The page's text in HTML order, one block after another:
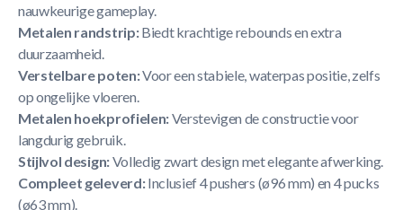
nauwkeurige gameplay.
Metalen randstrip:Biedt krachtige rebounds en extra
duurzaamheid.
Verstelbare poten:Voor een stabiele, waterpas positie, zelfs
op ongelijke vloeren.
Metalen hoekprofielen:Verstevigen de constructie voor
langdurig gebruik.
Stijlvol design:Volledig zwart design met elegante afwerking.
Compleet geleverd:Inclusief 4 pushers (ø96 mm) en 4 pucks
(ø63 mm).